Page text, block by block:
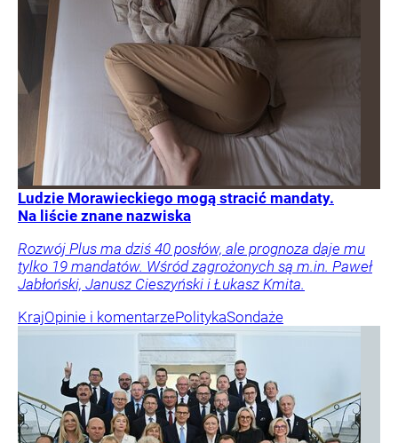
Ludzie Morawieckiego mogą stracić mandaty.
Na liście znane nazwiska
Rozwój Plus ma dziś 40 posłów, ale prognoza daje mu
tylko 19 mandatów. Wśród zagrożonych są m.in. Paweł
Jabłoński, Janusz Cieszyński i Łukasz Kmita.
KrajOpinie i komentarzePolitykaSondaże